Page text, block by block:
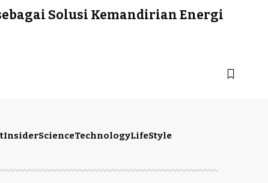
Solusi Kemandirian Energi
InsiderScienceTechnologyLifeStyle